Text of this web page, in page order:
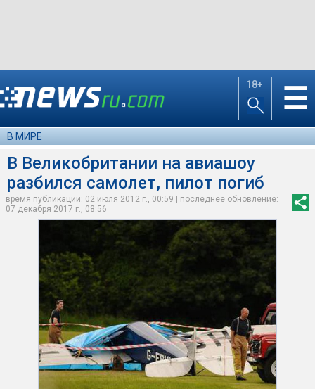
18+ ☰
В МИРЕ
В Великобритании на авиашоу
разбился самолет, пилот погиб
время публикации: 02 июля 2012 г., 00:59 | последнее обновление:
07 декабря 2017 г., 08:56